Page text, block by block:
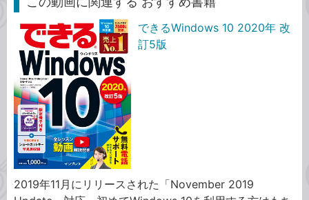
できるWindows 10 2020年 改
訂5版
2019年11月にリリースされた「November 2019